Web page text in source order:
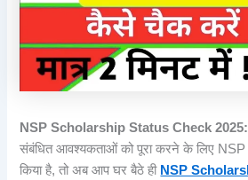
NSP Scholarship Status Check
संबंधित आवश्यकताओं को पूरा करने के लिए
किया है, तो अब आप घर बैठे ही NSP